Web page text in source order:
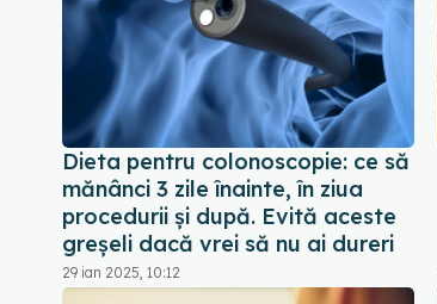
Dieta pentru colonoscopie: ce să
mănânci 3 zile înainte, în ziua
procedurii și după. Evită aceste
greșeli dacă vrei să nu ai dureri
29 ian 2025, 10:12